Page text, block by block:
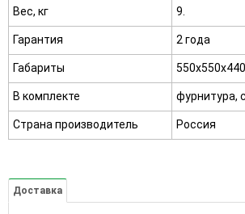
Вес, кг 9.
Гарантия 2 года
Габариты
В комплекте фурнитура,
Страна производитель Россия
Доставка